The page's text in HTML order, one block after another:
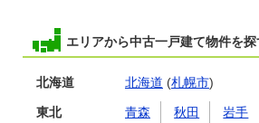
エリアから中古一戸建て物件を探
北海道 北海道 (札幌市)
東北 青森 秋田 岩手